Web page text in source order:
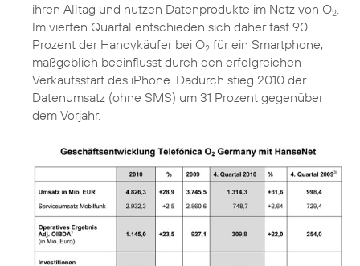
ihren Alltag und nutzen Datenprodukte im Netz von O2.
Im vierten Quartal entschieden sich daher fast 90
Prozent der Handykäufer bei O2 für ein Smartphone,
maßgeblich beeinflusst durch den erfolgreichen
Verkaufsstart des iPhone. Dadurch stieg 2010 der
Datenumsatz (ohne SMS) um 31 Prozent gegenüber
dem Vorjahr.